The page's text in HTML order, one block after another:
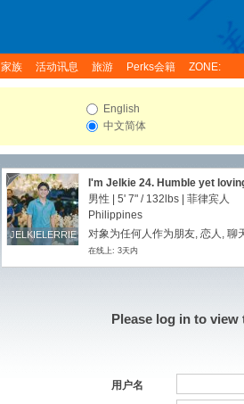
家族 活动讯息 旅游 Perks会籍 ZONE:
English
中文简体
JELKIELERRIE
JELKIELERRIE
I'm Jelkie 24. Humble yet
男性 | 5' 7" / 132lbs | 菲律宾人
Philippines
对象为任何人作为朋友, 恋人, 聊
在线上: 3天内
Please log in to
用户名